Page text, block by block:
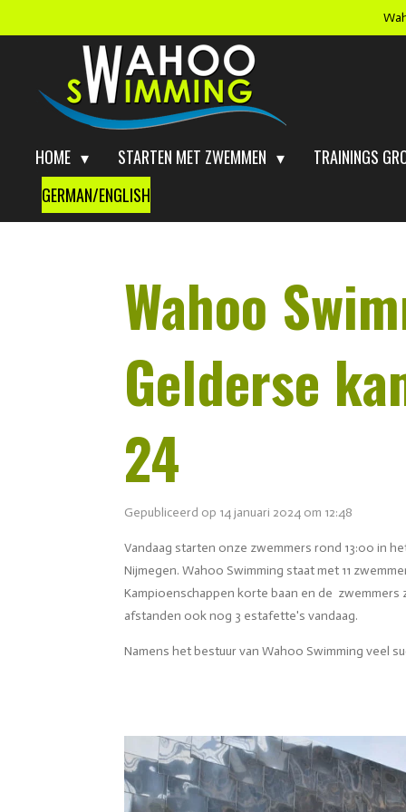
hoofdinhoud
HOME STARTEN MET ZWEMMEN TRAININGS
GERMAN/ENGLISH
Wahoo
Gelderse
24
Gepubliceerd op 14 januari 2024 om 12:48
Vandaag starten onze zwemmers rond 13:00 in
Nijmegen. Wahoo Swimming staat met 11
Kampioenschappen korte baan en de zwemmers
afstanden ook nog 3 estafette's vandaag.
Namens het bestuur van Wahoo Swimming veel